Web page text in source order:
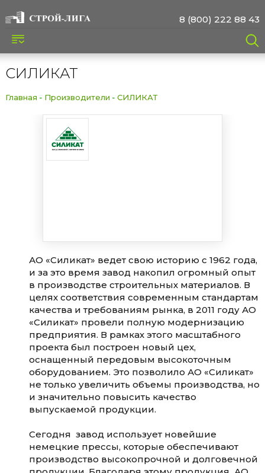
8 (800) 222 88 43
СИЛИКАТ
Главная Производители СИЛИКАТ
АО «Силикат» ведет свою историю с 1962 года,
и за это время завод накопил огромный опыт
в производстве строительных материалов. В
целях соответствия современным стандартам
качества и требованиям рынка, в 2011 году АО
«Силикат» провели полную модернизацию
предприятия. В рамках этого масштабного
проекта был построен новый цех,
оснащенный передовым высокоточным
оборудованием. Это позволило АО «Силикат»
не только увеличить объемы производства, но
и значительно повысить качество
выпускаемой продукции.
Сегодня завод использует новейшие
немецкие прессы, которые обеспечивают
производство высокопрочной и долговечной